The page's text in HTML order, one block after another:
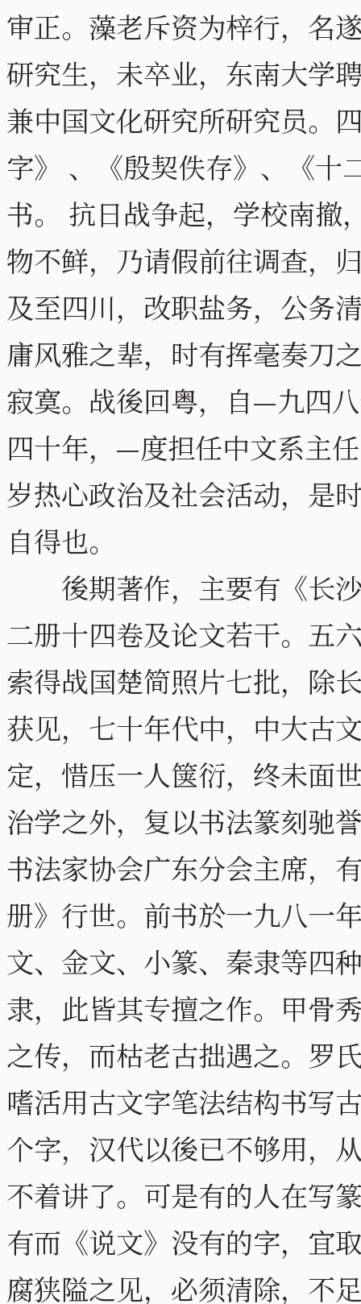
审正。藻老斥资为梓行，名
研究生，未卒业，东南大学
兼中国文化研究所研究员。
字》 、《殷契佚存》、《十
书。 抗日战争起，学校南撤
物不鲜，乃请假前往调查，
及至四川，改职盐务，公务
庸风雅之辈，时有挥毫奏刀
寂寞。战後回粤，自—九四
四十年，—度担任中文系主
岁热心政治及社会活动，是
自得也。
後期著作，主要有《长沙
二册十四卷及论文若干。五
索得战国楚简照片七批，除
获见，七十年代中，中大古
定，惜压一人箧衍，终未面
治学之外，复以书法篆刻驰
书法家协会广东分会主席，
册》行世。前书於一九八一
文、金文、小篆、秦隶等四
隶，此皆其专擅之作。甲骨
之传，而枯老古拙遇之。罗
嗜活用古文字笔法结构书写
个字，汉代以後已不够用，
不着讲了。可是有的人在写
有而《说文》没有的字，
腐狭隘之见，必须清除，不